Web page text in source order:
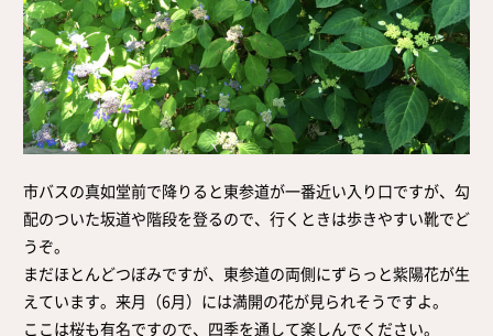
市バスの真如堂前で降りると東参道が一番近い入り口ですが、勾
配のついた坂道や階段を登るので、行くときは歩きやすい靴でど
うぞ。
まだほとんどつぼみですが、東参道の両側にずらっと紫陽花が生
えています。来月（6月）には満開の花が見られそうですよ。
ここは桜も有名ですので、四季を通して楽しんでください。